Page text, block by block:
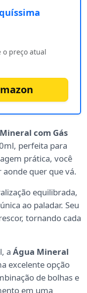
o preço atual
com Gás
perfeita para
prática, você
aonde quer que vá.
equilibrada,
ao paladar. Seu
tornando cada
a Água Mineral
excelente opção
de bolhas e
em uma